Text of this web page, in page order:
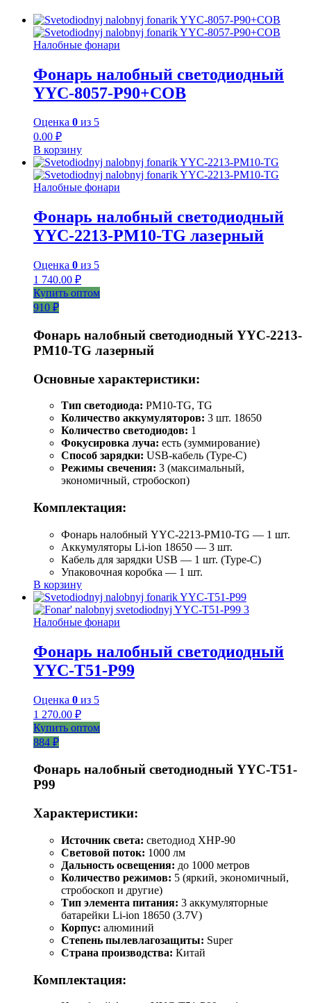
Налобные фонари
Фонарь налобный светодиодный
YYC-8057-P90+COB
Оценка 0 из 5
0.00 ₽
В корзину
Налобные фонари
Фонарь налобный светодиодный
YYC-2213-PM10-TG лазерный
Оценка 0 из 5
1 740.00 ₽
Купить оптом
910 ₽
Фонарь налобный светодиодный YYC-2213-
PM10-TG лазерный
Основные характеристики:
Тип светодиода: PM10-TG, TG
Количество аккумуляторов: 3 шт. 18650
Количество светодиодов: 1
Фокусировка луча: есть (зуммирование)
Способ зарядки: USB-кабель (Type-C)
Режимы свечения: 3 (максимальный,
экономичный, стробоскоп)
Комплектация:
Фонарь налобный YYC-2213-PM10-TG — 1 шт.
Аккумуляторы Li-ion 18650 — 3 шт.
Кабель для зарядки USB — 1 шт. (Type-C)
Упаковочная коробка — 1 шт.
В корзину
Налобные фонари
Фонарь налобный светодиодный
YYC-T51-P99
Оценка 0 из 5
1 270.00 ₽
Купить оптом
884 ₽
Фонарь налобный светодиодный YYC-T51-
P99
Характеристики:
Источник света: светодиод XHP-90
Световой поток: 1000 лм
Дальность освещения: до 1000 метров
Количество режимов: 5 (яркий, экономичный,
стробоскоп и другие)
Тип элемента питания: 3 аккумуляторные
батарейки Li-ion 18650 (3.7V)
Корпус: алюминий
Степень пылевлагозащиты: Super
Страна производства: Китай
Комплектация: